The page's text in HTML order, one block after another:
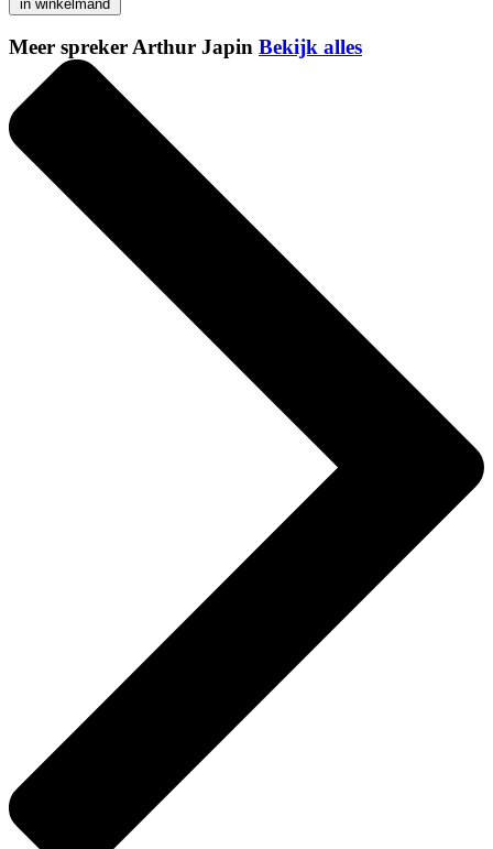
in winkelmand
Meer spreker Arthur Japin Bekijk alles